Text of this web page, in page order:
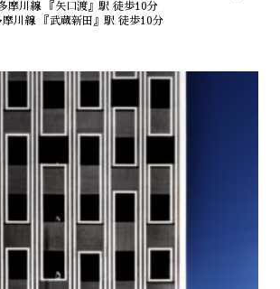
摩川線 『矢口渡』駅 徒歩10分
摩川線 『武蔵新田』駅 徒歩10分